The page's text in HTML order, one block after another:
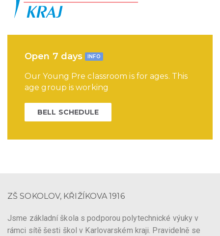
Open 7 days INFO
Our Young Pre classroom is for ages. This
age group is working
BELL SCHEDULE
ZŠ SOKOLOV, KŘIŽÍKOVA 1916
Jsme základní škola s podporou polytechnické výuky v
rámci sítě šesti škol v Karlovarském kraji. Pravidelně se